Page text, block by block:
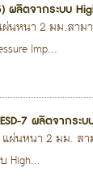
ผลิตจากระบบ
หนา 2 มม.สาม
Imp...
7 ผลิตจากระบ
นหนา 2 มม. ส
High...